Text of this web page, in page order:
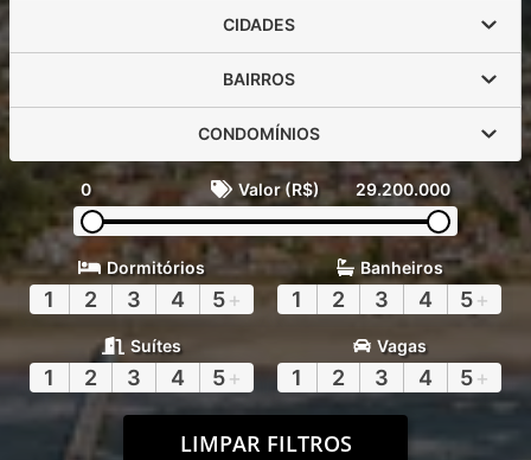
CIDADES
BAIRROS
CONDOMÍNIOS
0 Valor (R$) 29.200.000
Dormitórios
1 2 3 4 5+
Banheiros
1 2 3 4 5+
Suítes
1 2 3 4 5+
Vagas
1 2 3 4 5+
LIMPAR FILTROS